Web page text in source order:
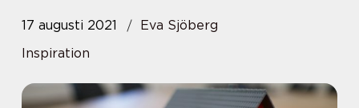
17 augusti 2021
Eva Sjöberg
Inspiration